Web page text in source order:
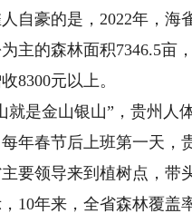
豪的是，2022年，海
主的森林面积7346.5亩
8300元以上。
是金山银山”，贵州人体
春节后上班第一天，
要领导来到植树点，带
年来，全省森林覆盖率